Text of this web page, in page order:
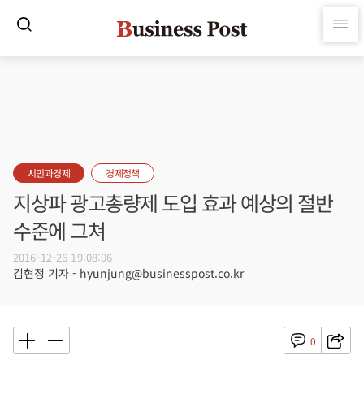
시민과경제 경제정책
지상파 광고총량제 도입 효과 예상의 절반
수준에 그쳐
2016-12-26 19:08:06
김현정 기자 - hyunjung@businesspost.co.kr
0